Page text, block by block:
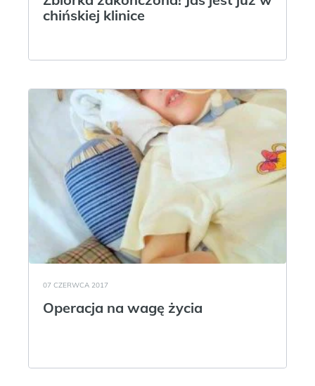
chińskiej klinice
07 CZERWCA 2017
Operacja na wagę życia